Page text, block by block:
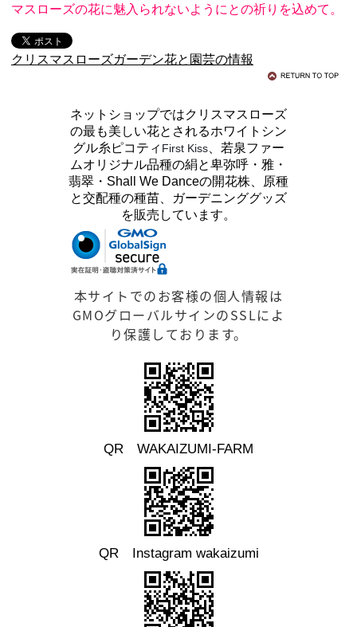
マスローズの花に魅入られないようにとの祈りを込めて。
クリスマスローズガーデン花と園芸の情報
ネットショップではクリスマスローズ
の最も美しい花とされるホワイトシン
グル糸ピコティ First Kiss 、若泉ファー
ムオリジナル品種の絹と卑弥呼・雅・
翡翠・Shall We Danceの開花株、原種
と交配種の種苗、ガーデニンググッズ
を販売しています。
本サイトでのお客様の個人情報は
GMOグローバルサインのSSLによ
り保護しております。
QR WAKAIZUMI-FARM
QR Instagram wakaizumi